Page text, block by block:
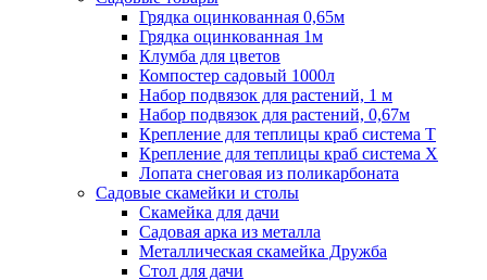
Грядка оцинкованная 0,65м
Грядка оцинкованная 1м
Клумба для цветов
Компостер садовый 1000л
Набор подвязок для растений, 1 м
Набор подвязок для растений, 0,67м
Крепление для теплицы краб система Т
Крепление для теплицы краб система Х
Лопата снеговая из поликарбоната
Садовые скамейки и столы
Скамейка для дачи
Садовая арка из металла
Металлическая скамейка Дружба
Стол для дачи